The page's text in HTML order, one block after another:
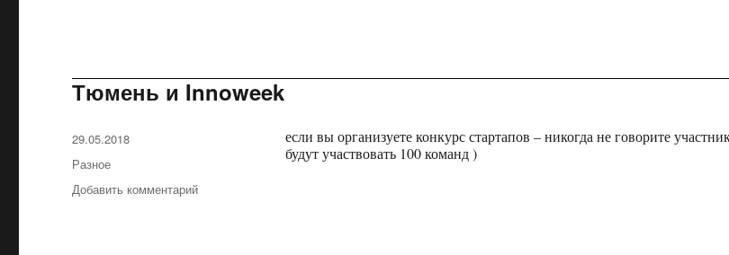
подогнали
потенциального
Тюмень и Innoweek
если вы организуете конкурс стартапов – никогда не говорите
будут участвовать 100 команд )
Опубликовано
29.05.2018
Рубрики
Разное
Добавить комментарий